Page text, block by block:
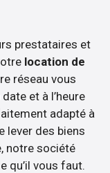
prestataires et
location de
réseau vous
et à l’heure
adapté à
lever des biens
notre société
qu’il vous faut.